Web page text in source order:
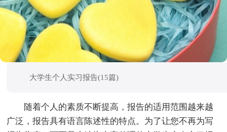
大学生个人实习报告(15篇)
随着个人的素质不断提高，报告的适用范围越来越
广泛，报告具有语言陈述性的特点。为了让您不再为写